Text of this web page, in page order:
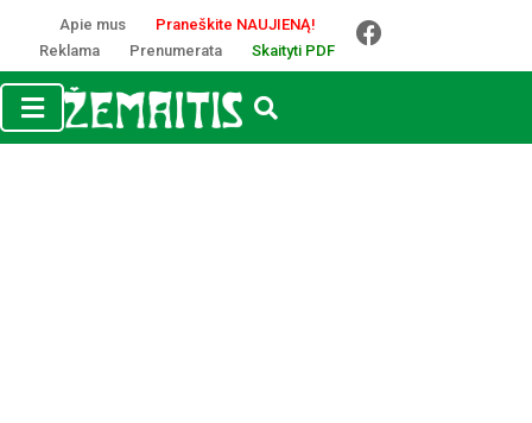
Apie mus
Praneškite NAUJIENĄ!
Reklama
Prenumerata Skaityti PDF